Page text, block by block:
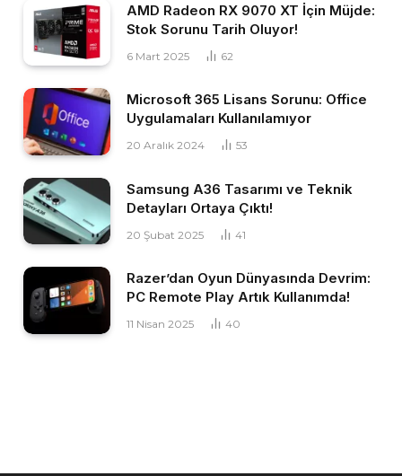
AMD Radeon RX 9070 XT İçin Müjde:
Stok Sorunu Tarih Oluyor!
6 Mart 2025 62
Microsoft 365 Lisans Sorunu: Office
Uygulamaları Kullanılamıyor
20 Aralık 2024 53
Samsung A36 Tasarımı ve Teknik
Detayları Ortaya Çıktı!
20 Şubat 2025 41
Razer’dan Oyun Dünyasında Devrim:
PC Remote Play Artık Kullanımda!
11 Nisan 2025 40